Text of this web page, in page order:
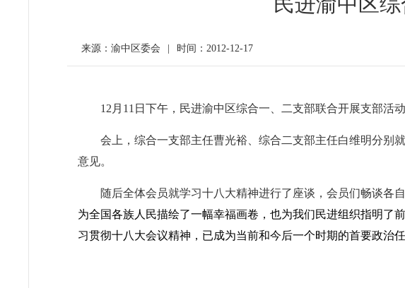
来源：渝中区委会 时间：2012-12-17
12 月 11 日下午，民进渝中区综合一、二支部联合开展支部活
会上，综合一支部主任曹光裕、综合二支部主任白维明分别
意见。
随后全体会员就学习十八大精神进行了座谈，会员们畅谈各
为全国各族人民描绘了一幅幸福画卷，也为我们民进组织指明了
习贯彻十八大会议精神，已成为当前和今后一个时期的首要政治